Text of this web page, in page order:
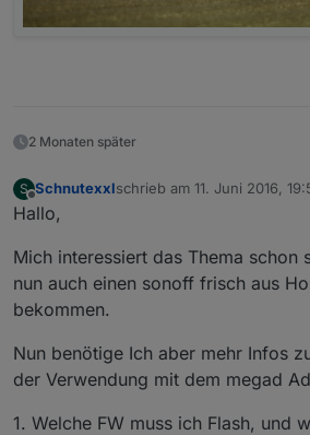
2 Monaten später
S
Offline
Schnutexxlschrieb am 11. Juni 2016,
zuletzt editiert von
Hallo,
Mich interessiert das Thema schon
nun auch einen sonoff frisch aus
bekommen.
Nun benötige Ich aber mehr Infos
der Verwendung mit dem megad
1. Welche FW muss ich Flash, und